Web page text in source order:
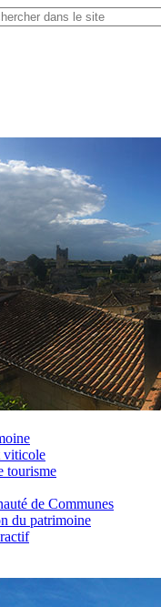
viticole
tourisme
de Communes
du patrimoine